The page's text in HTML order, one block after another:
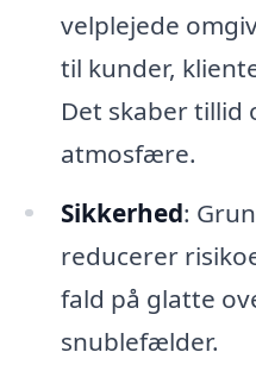
velplejede
til kunder,
Det skaber tillid
atmosfære.
Sikkerhed:
reducerer
fald på glatte
snublefælder.